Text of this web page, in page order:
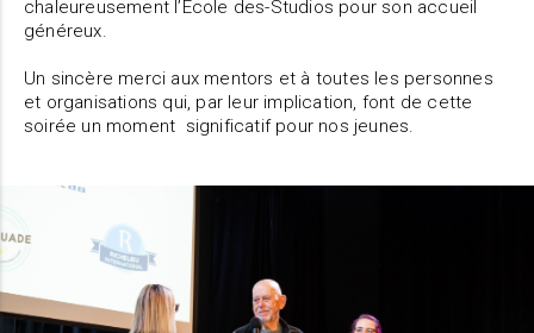
chaleureusement l’École des-Studios pour son accueil
généreux.
Un sincère merci aux mentors et à toutes les personnes
et organisations qui, par leur implication, font de cette
soirée un moment significatif pour nos jeunes.